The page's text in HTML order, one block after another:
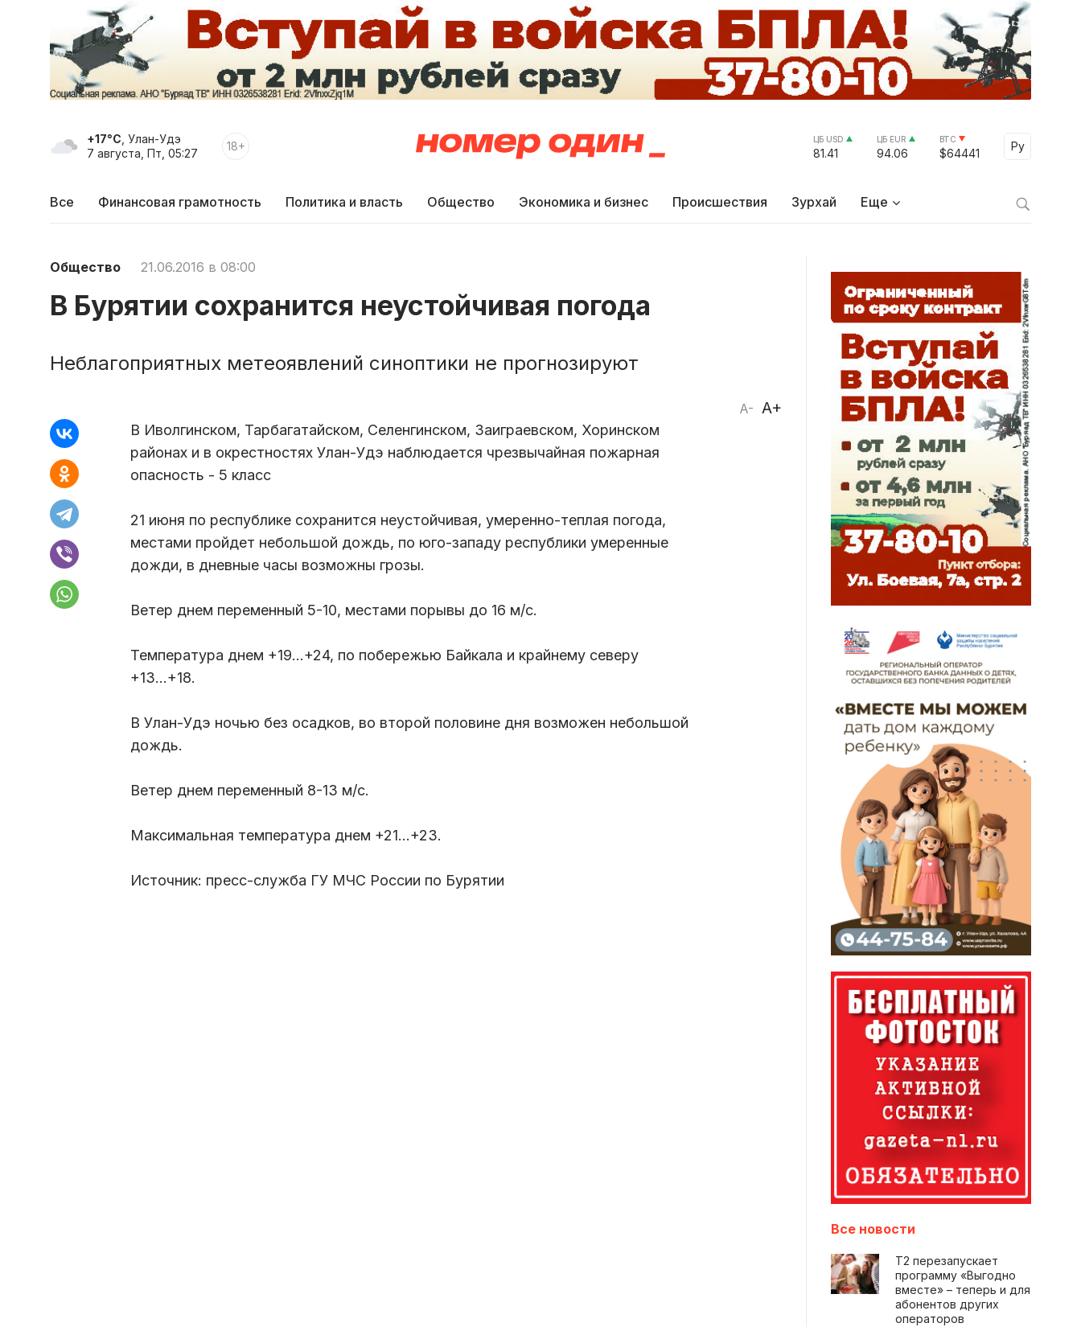
+17°C , Улан-Удэ
7 августа, Пт, 05:27
18+ ЦБ USD
81.41
ЦБ EUR
94.06
BTC
$64441
Ру
Select
Все Финансовая грамотность Политика и власть Общество Экономика и бизнес Происшествия Зурхай Еще
Общество 21.06.2016 в 08:00
В Бурятии сохранится неустойчивая погода
Неблагоприятных метеоявлений синоптики не прогнозируют
A- A+
В Иволгинском, Тарбагатайском, Селенгинском, Заиграевском, Хоринском
районах и в окрестностях Улан-Удэ наблюдается чрезвычайная пожарная
опасность - 5 класс
21 июня по республике сохранится неустойчивая, умеренно-теплая погода,
местами пройдет небольшой дождь, по юго-западу республики умеренные
дожди, в дневные часы возможны грозы.
Ветер днем переменный 5-10, местами порывы до 16 м/с.
Температура днем +19...+24, по побережью Байкала и крайнему северу
+13...+18.
В Улан-Удэ ночью без осадков, во второй половине дня возможен небольшой
дождь.
Ветер днем переменный 8-13 м/с.
Максимальная температура днем +21...+23.
Источник: пресс-служба ГУ МЧС России по Бурятии
Все новости
Т2 перезапускает
программу «Выгодно
вместе» – теперь и для
абонентов других
операторов